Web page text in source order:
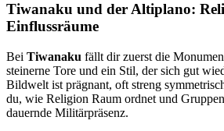
Tiwanaku und der Altiplano:
Einflussräume
Bei Tiwanaku fällt dir zuerst die
steinerne Tore und ein Stil, der sich gut
Bildwelt ist prägnant, oft streng
du, wie Religion Raum ordnet und
dauernde Militärpräsenz.